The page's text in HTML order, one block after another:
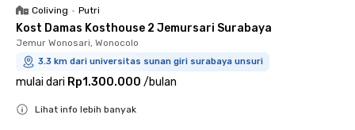
Coliving • Putri
Kost Damas Kosthouse 2 Jemursari Surabaya
Jemur Wonosari, Wonocolo
3.3 km dari universitas sunan giri surabaya unsuri
mulai dari Rp1.300.000 /bulan
Lihat info lebih banyak